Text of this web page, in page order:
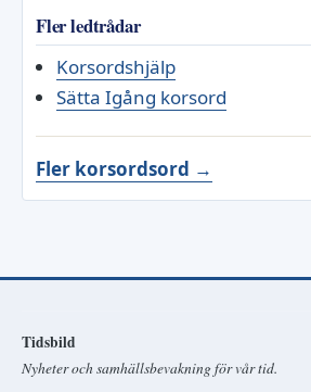
Fler ledtrådar
Korsordshjälp
Sätta Igång korsord
Fler korsordsord →
Tidsbild
Nyheter och samhällsbevakning för vår tid.